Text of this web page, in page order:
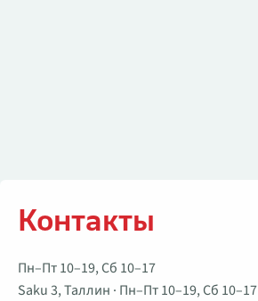
Контакты
Пн–Пт 10–19, Сб 10–17
Saku 3, Таллин · Пн–Пт 10–19, Сб 10–17